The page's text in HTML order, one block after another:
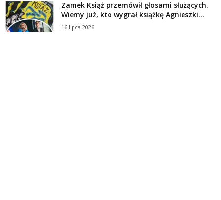
Zamek Książ przemówił głosami służących.
Wiemy już, kto wygrał książkę Agnieszki...
16 lipca 2026